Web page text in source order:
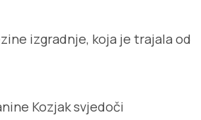
izgradnje, koja je trajala od
Kozjak svjedoči